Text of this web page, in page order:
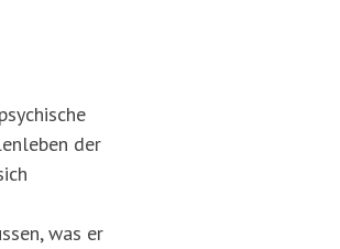
der
was er